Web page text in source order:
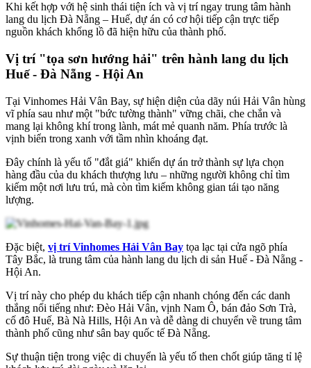
Khi kết hợp với hệ sinh thái tiện ích và vị trí ngay trung tâm hành
lang du lịch Đà Nẵng – Huế, dự án có cơ hội tiếp cận trực tiếp
nguồn khách khổng lồ đã hiện hữu của thành phố.
Vị trí "tọa sơn hướng hải" trên hành lang du lịch
Huế - Đà Nẵng - Hội An
Tại Vinhomes Hải Vân Bay, sự hiện diện của dãy núi Hải Vân hùng
vĩ phía sau như một "bức tường thành" vững chãi, che chắn và
mang lại không khí trong lành, mát mẻ quanh năm. Phía trước là
vịnh biển trong xanh với tầm nhìn khoáng đạt.
Đây chính là yếu tố "đắt giá" khiến dự án trở thành sự lựa chọn
hàng đầu của du khách thượng lưu – những người không chỉ tìm
kiếm một nơi lưu trú, mà còn tìm kiếm không gian tái tạo năng
lượng.
Đặc biệt, vị trí Vinhomes Hải Vân Bay tọa lạc tại cửa ngõ phía
Tây Bắc, là trung tâm của hành lang du lịch di sản Huế - Đà Nẵng -
Hội An.
Vị trí này cho phép du khách tiếp cận nhanh chóng đến các danh
thắng nổi tiếng như: Đèo Hải Vân, vịnh Nam Ô, bán đảo Sơn Trà,
cố đô Huế, Bà Nà Hills, Hội An và dễ dàng di chuyển về trung tâm
thành phố cũng như sân bay quốc tế Đà Nẵng.
Sự thuận tiện trong việc di chuyển là yếu tố then chốt giúp tăng tỉ lệ